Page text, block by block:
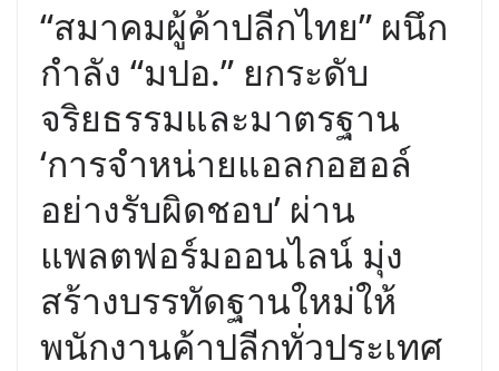
“สมาคมผู้ค้าปลีกไทย” ผนึก
กำลัง “มปอ.” ยกระดับ
จริยธรรมและมาตรฐาน
‘การจำหน่ายแอลกอฮอล์
อย่างรับผิดชอบ’ ผ่าน
แพลตฟอร์มออนไลน์ มุ่ง
สร้างบรรทัดฐานใหม่ให้
พนักงานค้าปลีกทั่วประเทศ